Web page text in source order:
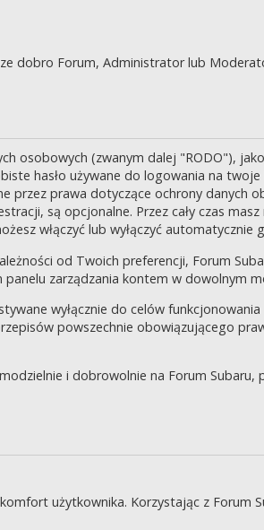
dobro Forum, Administrator lub
osobowych (zwanym dalej "RODO"),
hasło używane do logowania na
prawa dotyczące ochrony danych
są opcjonalne. Przez cały czas
włączyć lub wyłączyć automatycznie
od Twoich preferencji, Forum
zarządzania kontem w dowolnym
wyłącznie do celów
powszechnie obowiązującego
i dobrowolnie na Forum
użytkownika. Korzystając z Forum